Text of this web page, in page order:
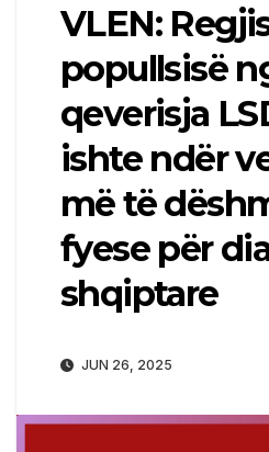
VLEN:
popullsisë
qeverisja
ishte ndër
më të
fyese për
shqiptare
JUN 26, 2025